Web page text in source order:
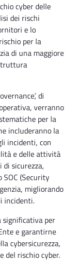
cyber delle
dei rischi
e lo
per la
di una maggiore
di
verranno
per la
includeranno la
incidenti, con
e delle attività
sicurezza,
(Security
migliorando
incidenti.
significativa per
e garantirne
cybersicurezza,
del rischio cyber.